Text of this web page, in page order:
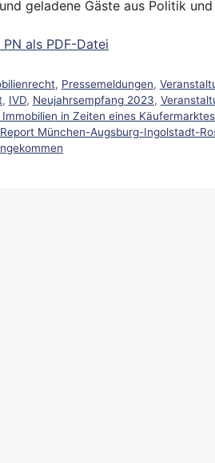
geladene Gäste aus Politik
als PDF-Datei
, Pressemeldungen,
, IVD, Neujahrsempfang 2023,
Immobilien in Zeiten eines
München-Augsburg-Ingolstadt-